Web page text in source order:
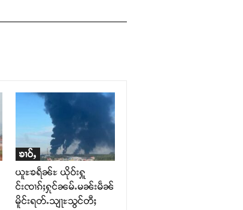
ၶၢဝ်ႇ
ယူႊၶရဵၼ်ႊ ယိုဝ်းႁူ
င်းၸၢၵ်ႈႁုင်ၼမ်ႉမၼ်းမဵၼ်
မိူင်းရတ်ႉသျႃႊသွင်တီႈ